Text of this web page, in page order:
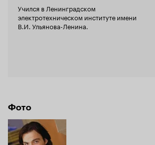
Учился в Ленинградском
электротехническом институте имени
В.И. Ульянова-Ленина.
Фото